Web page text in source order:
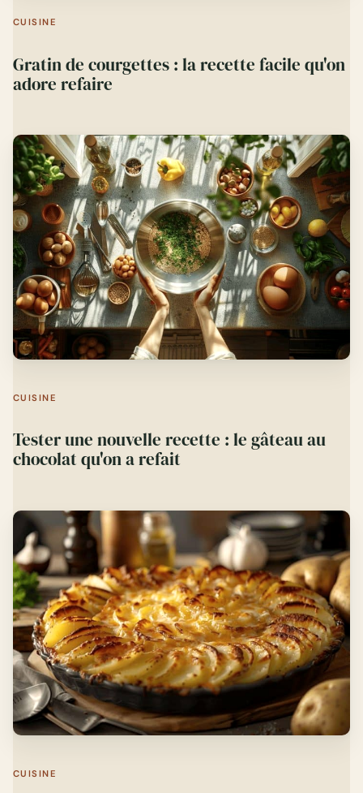
CUISINE
Gratin de courgettes : la recette facile qu'on
adore refaire
CUISINE
Tester une nouvelle recette : le gâteau au
chocolat qu'on a refait
CUISINE